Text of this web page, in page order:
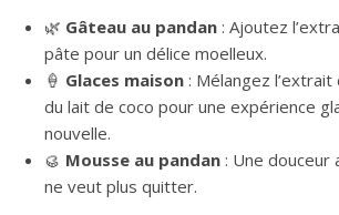
🌿 Gâteau au pandan : Ajoutez
pâte pour un délice moelleux.
🍦 Glaces maison : Mélangez
du lait de coco pour une expérience
nouvelle.
🥮 Mousse au pandan : Une douceur
ne veut plus quitter.